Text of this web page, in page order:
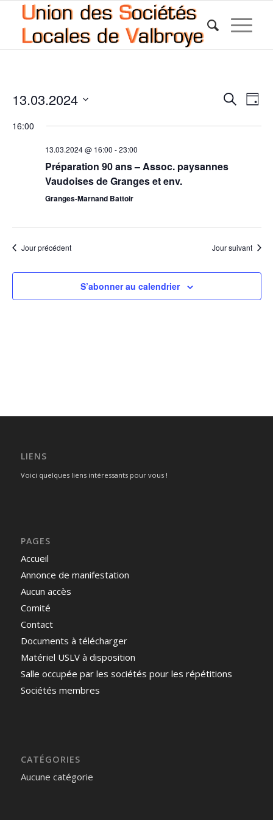
vues
Recherche
de
Jour
13.03.2024
une
16:00
13.03.2024 @ 16:00 -23:00
Préparation 90 ans – Assoc. paysannes
Vaudoises de Granges et env.
Granges-Marnand Battoir
Jour précédent Jour suivant
S’abonner au calendrier
LIENS
Voici quelques liens intéressants pour vous !
PAGES
Accueil
Annonce de manifestation
Aucun accès
Comité
Contact
Documents à télécharger
Matériel USLV à disposition
Salle occupée par les sociétés pour les répétitions
Sociétés membres
CATÉGORIES
Aucune catégorie